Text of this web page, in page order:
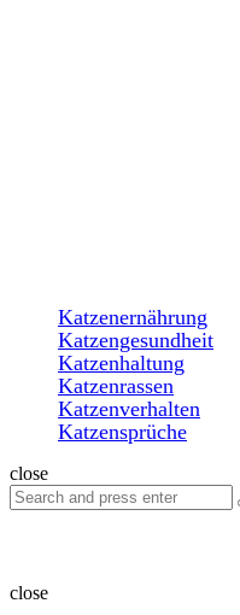
Katzenernährung
Katzengesundheit
Katzenhaltung
Katzenrassen
Katzenverhalten
Katzensprüche
Search
close
Search
for:
close